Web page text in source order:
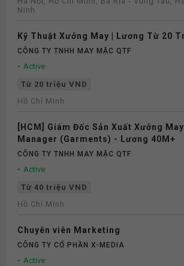
Ninh
Kỹ Thuật Xưởng May | Lương Từ 20
CÔNG TY TNHH MAY MẶC QTF
Active
Từ 20 triệu VND
Hồ Chí Minh
[HCM] Giám Đốc Sản Xuất Xưởng
Manager (Garments) - Lương 40M+
CÔNG TY TNHH MAY MẶC QTF
Active
Từ 40 triệu VND
Hồ Chí Minh
Chuyên viên Marketing
CÔNG TY CỔ PHẦN X-MEDIA
Active